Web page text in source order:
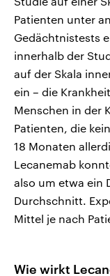
Patienten unter
Gedächtnistests
innerhalb der
auf der Skala
ein – die
Menschen in der
Patienten, die
18 Monaten
Lecanemab
also um etwa ein
Durchschnitt.
Mittel je nach
Wie wirkt